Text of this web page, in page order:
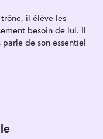
il élève les
besoin de lui. Il
de son essentiel